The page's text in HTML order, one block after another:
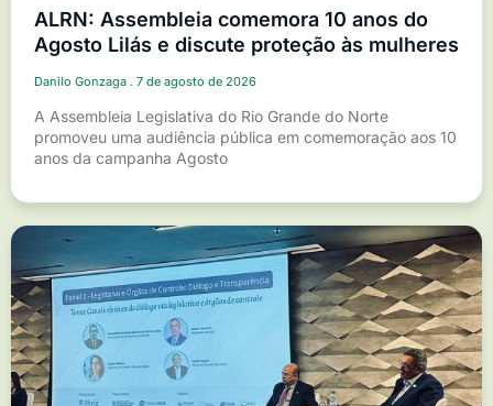
ALRN: Assembleia comemora 10 anos do
Agosto Lilás e discute proteção às mulheres
Danilo Gonzaga 7 de agosto de 2026
A Assembleia Legislativa do Rio Grande do Norte
promoveu uma audiência pública em comemoração aos 10
anos da campanha Agosto